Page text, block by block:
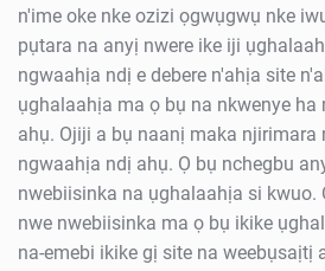
n'ime oke nke ozizi ọgwụgwụ nke
pụtara na anyị nwere ike iji
ngwaahịa ndị e debere n'ahịa site
ụghalaahịa ma ọ bụ na nkwenye ha
ahụ. Ojiji a bụ naanị maka njirimara
ngwaahịa ndị ahụ. Ọ bụ nchegbu
nwebiisinka na ụghalaahịa si kwuo.
nwe nwebiisinka ma ọ bụ ikike
na-emebi ikike gị site na weebụsaịtị